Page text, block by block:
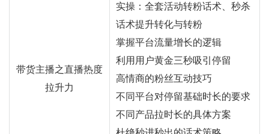
带货主播之直播热度
拉升力
实操：全套活动转粉话术、秒杀
话术提升转化与转粉
掌握平台流量增长的逻辑
利用用户黄金三秒吸引停留
高情商的粉丝互动技巧
不同平台对停留基础时长的要求
不同产品拉时长的具体方案